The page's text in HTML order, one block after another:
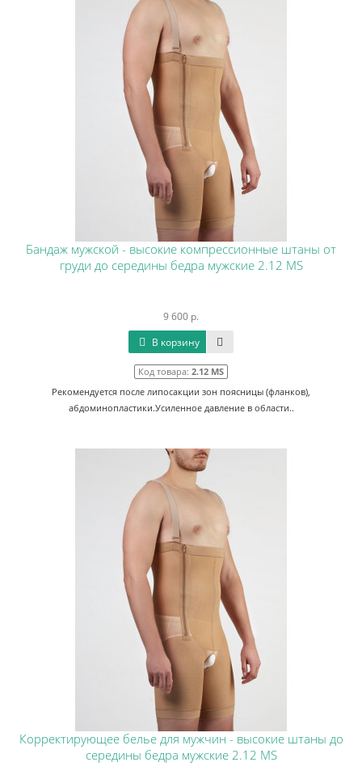
Бандаж мужской - высокие компрессионные штаны от
груди до середины бедра мужские 2.12 MS
9 600 р.
В корзину
Код товара: 2.12 MS
Рекомендуется после липосакции зон поясницы (фланков),
абдоминопластики.Усиленное давление в области..
Корректирующее белье для мужчин - высокие штаны до
середины бедра мужские 2.12 MS